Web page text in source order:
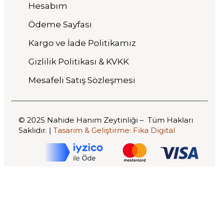
Hesabım
Ödeme Sayfası
Kargo ve İade Politikamız
Gizlilik Politikası & KVKK
Mesafeli Satış Sözleşmesi
© 2025 Nahide Hanım Zeytinliği – Tüm Hakları
Saklıdır. | Tasarım & Geliştirme: Fika Digital